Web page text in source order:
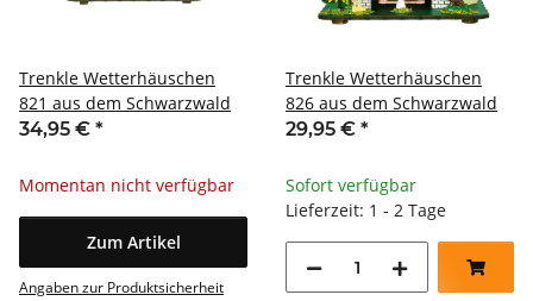
Trenkle Wetterhäuschen
821 aus dem Schwarzwald
34,95 € *
Momentan nicht verfügbar
Zum Artikel
Angaben zur Produktsicherheit
Trenkle Wetterhäuschen
826 aus dem Schwarzwald
29,95 € *
Sofort verfügbar
Lieferzeit: 1 - 2 Tage